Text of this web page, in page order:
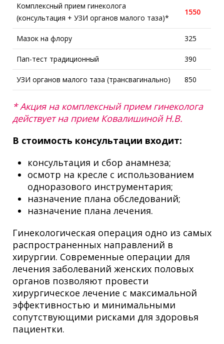
Комплексный прием гинеколога
(консультация + УЗИ органов малого таза)*
1550
Мазок на флору 325
Пап-тест традиционный 390
УЗИ органов малого таза (трансвагинально) 850
* Акция на комплексный прием гинеколога
действует на прием Ковалишиной Н.В.
В стоимость конcультации входит:
консультация и сбор анамнеза;
осмотр на кресле с использованием
одноразового инструментария;
назначение плана обследований;
назначение плана лечения.
Гинекологическая операция одно из самых
распространенных направлений в
хирургии. Современные операции для
лечения заболеваний женских половых
органов позволяют провести
хирургическое лечение с максимальной
эффективностью и минимальными
сопутствующими рисками для здоровья
пациентки.